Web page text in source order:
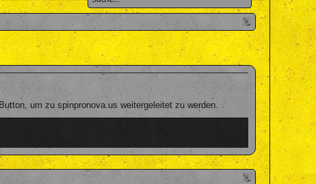
um zu spinpronova.us weitergeleitet zu werden.